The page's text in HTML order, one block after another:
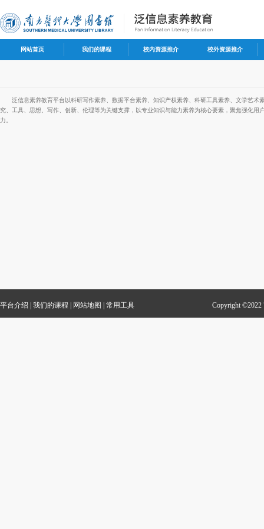
网站首页 我们的课程 校内资源推介 校外资源推介
泛信息素养教育平台以科研写作素养、数据平台素养、知识产权素养、科研工具素养、文学艺术
究、工具、思想、写作、创新、伦理等为关键支撑，以专业知识与能力素养为核心要素，聚焦强化
力。
平台介绍 | 我们的课程 | 网站地图 | 常用工具 Copyright